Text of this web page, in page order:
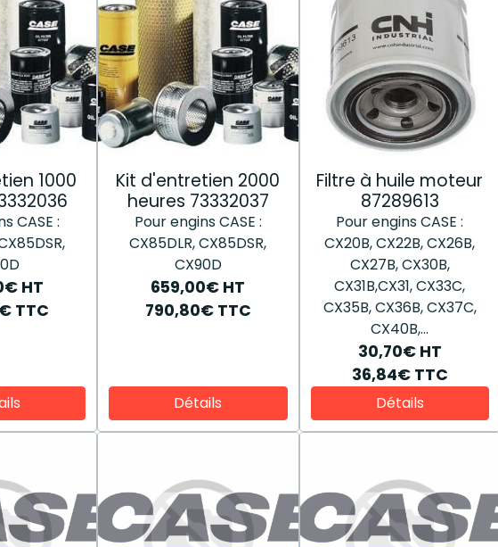
1000
CASE :
HT
TTC
Kit d'entretien 2000
heures 73332037
Pour engins CASE :
CX85DLR, CX85DSR,
CX90D
659,00€ HT
790,80€ TTC
Détails
Filtre à huile moteur
87289613
Pour engins CASE :
CX20B, CX22B, CX26B,
CX27B, CX30B,
CX31B,CX31, CX33C,
CX35B, CX36B, CX37C,
CX40B,...
30,70€ HT
36,84€ TTC
Détails